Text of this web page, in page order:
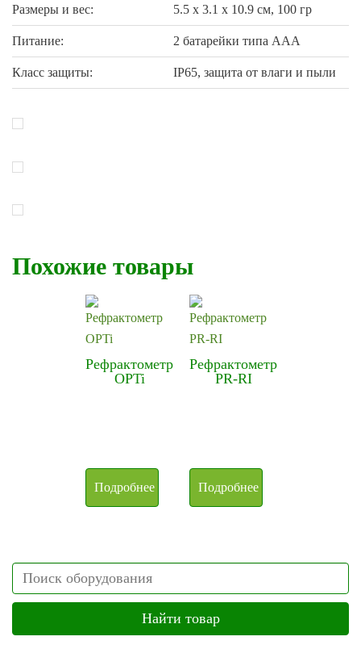
Размеры и вес: 5.5 x 3.1 x 10.9 см, 100 гр
Питание: 2 батарейки типа ААА
Класс защиты: IP65, защита от влаги и пыли
Похожие товары
Рефрактометр
OPTi
Подробнее
Рефрактометр
PR-RI
Подробнее
Search